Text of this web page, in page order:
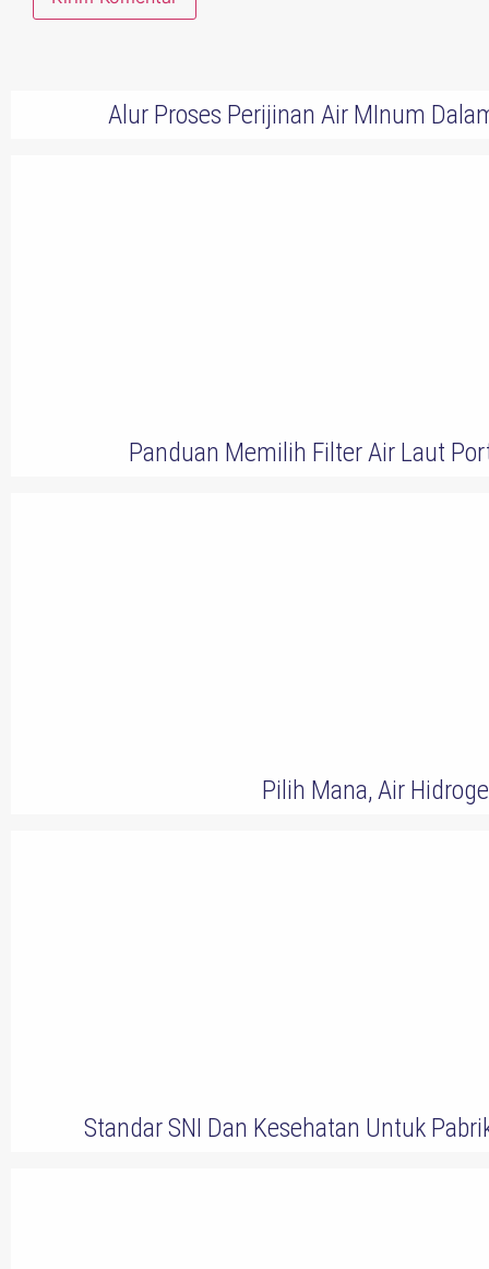
Alur Proses Perijinan Air MInum
Panduan Memilih Filter Air Laut
Pilih Mana, Air
Standar SNI Dan Kesehatan Untuk